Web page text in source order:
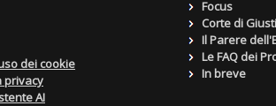
dei cookie
privacy
AI
Focus
Corte di
Il Parere
Le FAQ dei
In breve